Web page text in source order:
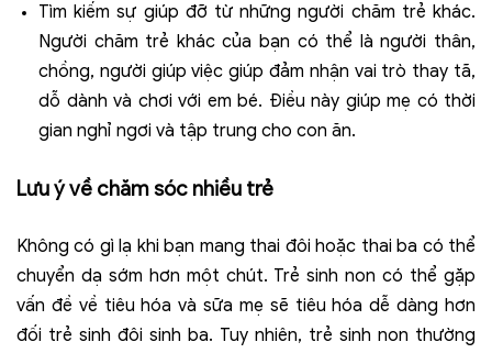
Tìm kiếm sự giúp đỡ từ những người chăm trẻ khác.
Người chăm trẻ khác của bạn có thể là người thân,
chồng, người giúp việc giúp đảm nhận vai trò thay tã,
dỗ dành và chơi với em bé. Điều này giúp mẹ có thời
gian nghỉ ngơi và tập trung cho con ăn.
Lưu ý về chăm sóc nhiều trẻ
Không có gì lạ khi bạn mang thai đôi hoặc thai ba có thể
chuyển dạ sớm hơn một chút. Trẻ sinh non có thể gặp
vấn đề về tiêu hóa và sữa mẹ sẽ tiêu hóa dễ dàng hơn
đối trẻ sinh đôi sinh ba. Tuy nhiên, trẻ sinh non thường